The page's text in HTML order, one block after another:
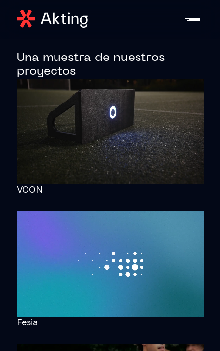
Una muestra de nuestros
proyectos
VOON
Fesia